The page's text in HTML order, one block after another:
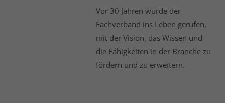
Vor 30 Jahren wurde der
Fachverband ins Leben gerufen,
mit der Vision, das Wissen und
die Fähigkeiten in der Branche zu
fördern und zu erweitern.